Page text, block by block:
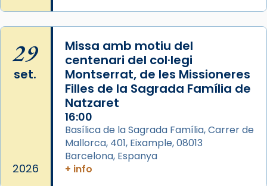
musulmanes fou venerat com a patró dels
Regnes castellans i més tard de tota
Espanya.
El seu sepulcre a Compostela fou un gran
centre de peregrinacions medievals de tot
el món cristià, després de Roma i terra
«A Raïms de Sant Jaume, raïms aigualits;
raïms de setembre te'n llepes els dits»,
segons una dita popular.
29
set.
2026
Missa amb motiu del
centenari del col·legi
Montserrat, de les Missioneres
Filles de la Sagrada Família de
Natzaret
16:00
Basílica de la Sagrada Família, Carrer de
Mallorca, 401, Eixample, 08013
Barcelona, Espanya
+ info